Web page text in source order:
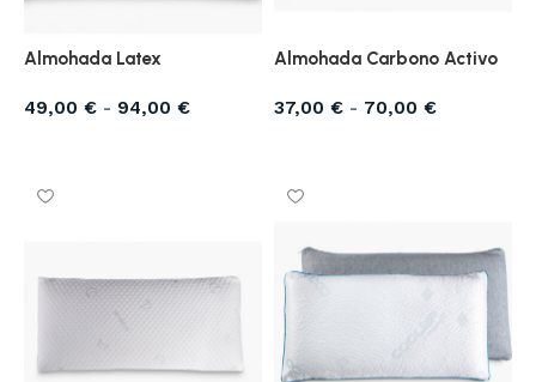
Almohada Latex
49,00 € - 94,00 €
Almohada Carbono Activo
37,00 € - 70,00 €